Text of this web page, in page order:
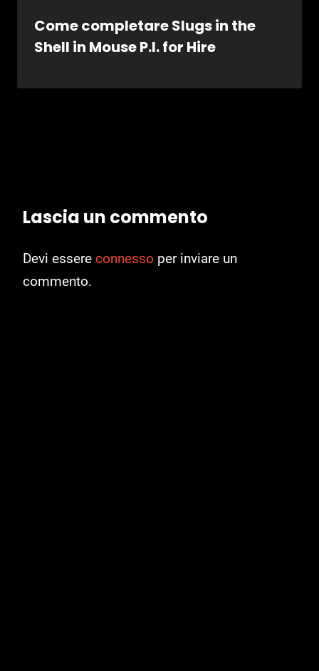
Come completare Slugs in the
Shell in Mouse P.I. for Hire
Lascia un commento
Devi essere connesso per inviare un
commento.